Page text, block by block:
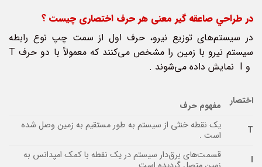
در طراحي صاعقه گير معنی هر حرف اختصاری چیست ؟
در سیستم‌های توزیع نیرو، حرف اول از سمت چپ نوع رابطه
سیستم نیرو با زمین را مشخص می‌کنند که معمولاً با دو حرف T
و I نمایش داده می‌شوند .
اختصار
مفهوم حرف
T
یک نقطه خنثی از سیستم به طور مستقیم به زمین وصل شده
است .
I
قسمت‌های برق‌دار سیستم در یک نقطه با کمک امپدانس به